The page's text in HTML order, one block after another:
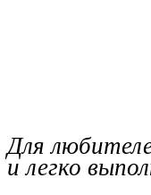
Для
и легко